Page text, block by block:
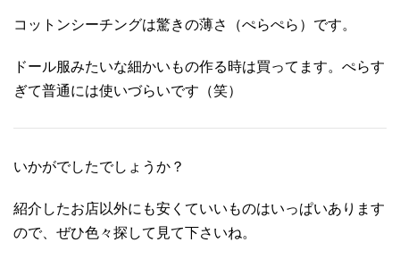
コットンシーチングは驚きの薄さ（ぺらぺら）です。
ドール服みたいな細かいもの作る時は買ってます。ぺらす
ぎて普通には使いづらいです（笑）
いかがでしたでしょうか？
紹介したお店以外にも安くていいものはいっぱいあります
ので、ぜひ色々探して見て下さいね。